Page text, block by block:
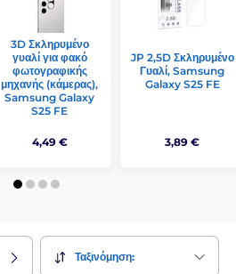
3D Σκληρυμένο
γυαλί για φακό
φωτογραφικής
μηχανής (κάμερας),
Samsung Galaxy
S25 FE
4,49 €
JP 2,5D Σκληρυμένο
Γυαλί, Samsung
Galaxy S25 FE
3,89 €
Ταξινόμηση: